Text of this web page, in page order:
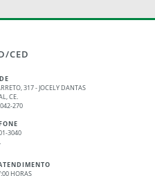
CED
317 - JOCELY DANTAS
CE.
270
3040
HORAS